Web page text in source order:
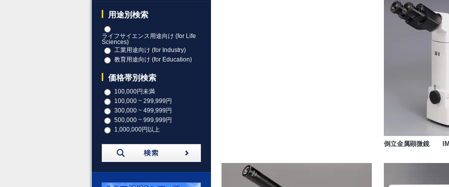
用途別検索
ライフサイエンス用途向け (for Life
Sciences)
工業用途向け (for Industry)
教育用途向け (for Education)
価格帯別検索
100,000円未満
100,000 ~ 299,999円
300,000 ~ 499,999円
500,000 ~ 999,999円
1,000,000円以上
倒立金属顕微鏡